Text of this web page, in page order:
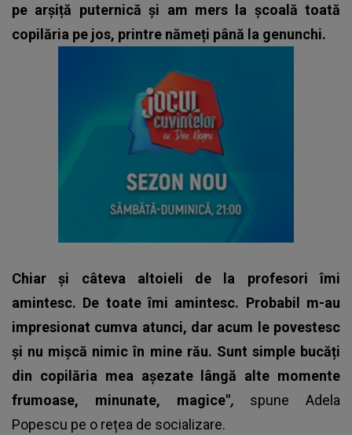
pe arșiță puternică și am mers la școală toată
copilăria pe jos, printre nămeți până la genunchi.
Chiar și câteva altoieli de la profesori îmi
amintesc. De toate îmi amintesc. Probabil m-au
impresionat cumva atunci, dar acum le povestesc
și nu mișcă nimic în mine rău. Sunt simple bucăți
din copilăria mea așezate lângă alte momente
frumoase, minunate, magice", spune Adela
Popescu pe o rețea de socializare.